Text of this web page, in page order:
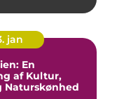
jan
En
af Kultur,
Naturskønhed